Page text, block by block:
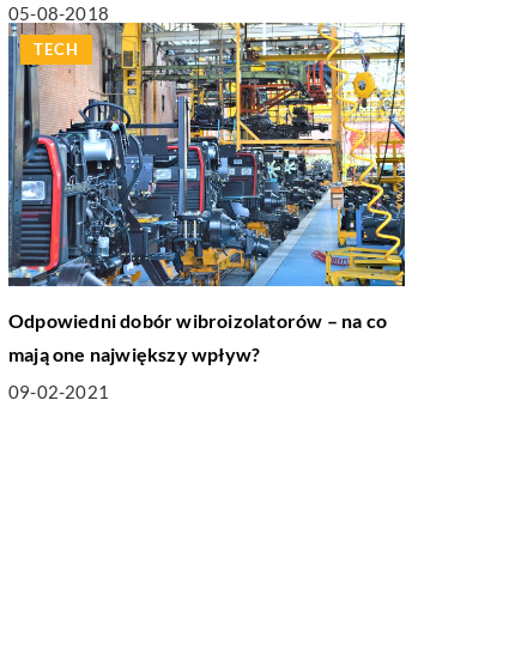
05-08-2018
TECH
Odpowiedni dobór wibroizolatorów – na co
mają one największy wpływ?
09-02-2021